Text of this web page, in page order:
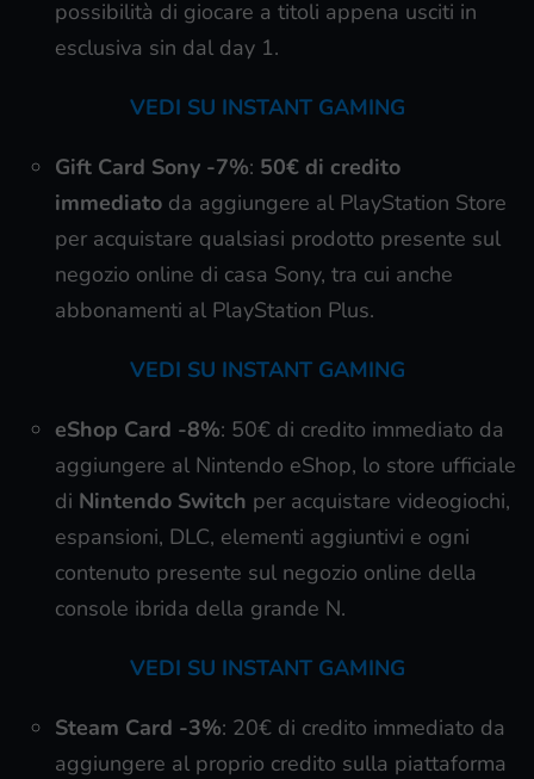
possibilità di giocare a titoli appena usciti in
esclusiva sin dal day 1.
VEDI SU INSTANT GAMING
Gift Card Sony -7%: 50€ di credito
immediato da aggiungere al PlayStation Store
per acquistare qualsiasi prodotto presente sul
negozio online di casa Sony, tra cui anche
abbonamenti al PlayStation Plus.
VEDI SU INSTANT GAMING
eShop Card -8%: 50€ di credito immediato da
aggiungere al Nintendo eShop, lo store ufficiale
di Nintendo Switch per acquistare videogiochi,
espansioni, DLC, elementi aggiuntivi e ogni
contenuto presente sul negozio online della
console ibrida della grande N.
VEDI SU INSTANT GAMING
Steam Card -3%: 20€ di credito immediato da
aggiungere al proprio credito sulla piattaforma